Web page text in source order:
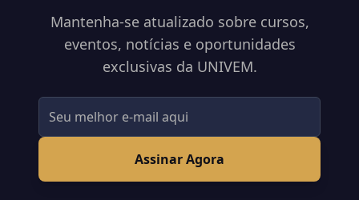
Mantenha-se atualizado sobre cursos,
eventos, notícias e oportunidades
exclusivas da UNIVEM.
Assinar Agora